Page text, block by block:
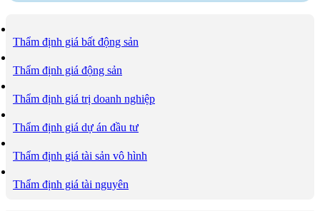
Thẩm định giá bất động sản
Thẩm định giá động sản
Thẩm định giá trị doanh nghiệp
Thẩm định giá dự án đầu tư
Thẩm định giá tài sản vô hình
Thẩm định giá tài nguyên